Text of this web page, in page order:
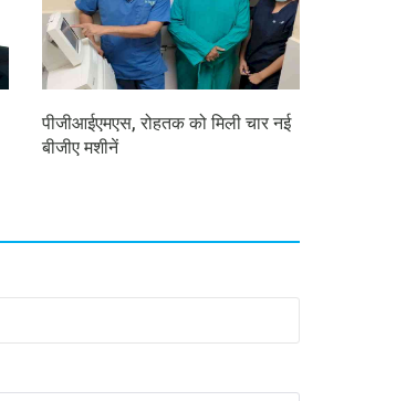
पीजीआईएमएस, रोहतक को मिली चार नई
बीजीए मशीनें